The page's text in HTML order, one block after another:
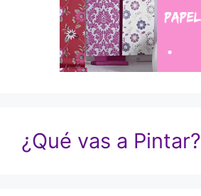
¿Qué vas a Pintar?